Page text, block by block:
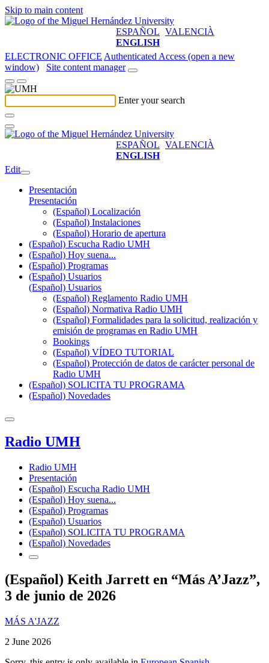
Skip to main content
ESPAÑOL VALENCIÀ
ENGLISH
ELECTRONIC OFFICE Authenticated Access (open a new
window)
Site content manager
Enter your search
ESPAÑOL VALENCIÀ
ENGLISH
Edit
Presentación
Presentación
(Español) Localización
(Español) Instalaciones
(Español) Horario de apertura
(Español) Escucha Radio UMH
(Español) Hoy suena...
(Español) Programas
(Español) Usuarios
(Español) Usuarios
(Español) Reglamento Radio UMH
(Español) Normativa Radio UMH
(Español) Formalidades para la solicitud, realización y
emisión de programas en Radio UMH
Bookings
(Español) VÍDEO TUTORIAL
(Español) Protección de datos de carácter personal de
Radio UMH
(Español) SOLICITA TU PROGRAMA
(Español) Novedades
Radio UMH
Radio UMH
Presentación
(Español) Escucha Radio UMH
(Español) Hoy suena...
(Español) Programas
(Español) Usuarios
(Español) SOLICITA TU PROGRAMA
(Español) Novedades
(Español) Keith Jarrett​ en “Más A’Jazz”,
3 de junio de 2026
MÁS A'JAZZ
2 June 2026